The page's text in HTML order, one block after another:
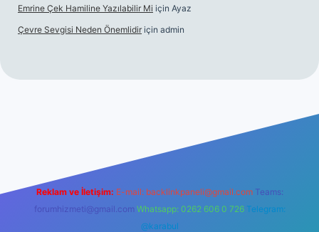
Emrine Çek Hamiline Yazılabilir Mi için Ayaz
Çevre Sevgisi Neden Önemlidir için admin
Reklam ve İletişim: E-mail: backlinkpaneli@gmail.com Teams:
forumhizmeti@gmail.com Whatsapp: 0262 606 0 726 Telegram:
@karabul